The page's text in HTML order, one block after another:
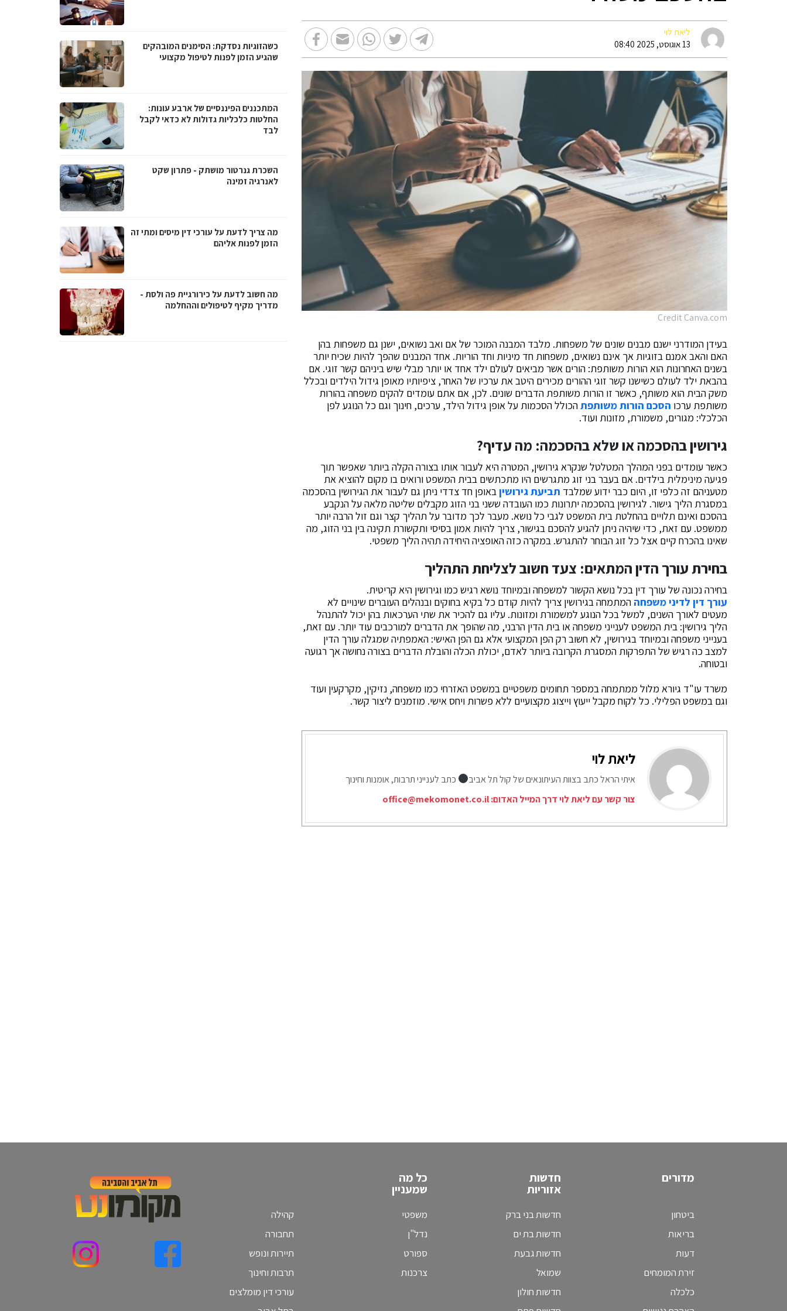
ליאת לוי
13 אוגוסט, 2025 08:40
Credit Canva.com
בעידן המודרני ישנם מבנים שונים של משפחות. מלבד המבנה המוכר של אם ואב נשואים, ישנן גם משפחות בהן
האם והאב אמנם בזוגיות אך אינם נשואים, משפחות חד מיניות וחד הוריות. אחד המבנים שהפך להיות שכיח יותר
בשנים האחרונות הוא הורות משותפת: הורים אשר מביאים לעולם ילד אחד או יותר מבלי שיש ביניהם קשר זוגי. אם
בהבאת ילד לעולם כשישנו קשר זוגי ההורים מכירים היטב את ערכיו של האחר, ציפיותיו מאופן גידול הילדים ובכלל
משק הבית הוא משותף, כאשר זו הורות משותפת הדברים שונים. לכן, אם אתם עומדים להקים משפחה בהורות
משותפת ערכו הסכם הורות משותפתהכולל הסכמות על אופן גידול הילד, ערכים, חינוך וגם כל הנוגע לפן
הכלכלי: מגורים, משמורת, מזונות ועוד.
גירושין בהסכמה או שלא בהסכמה: מה עדיף?
כאשר עומדים בפני המהלך המטלטל שנקרא גירושין, המטרה היא לעבור אותו בצורה הקלה ביותר שאפשר תוך
פגיעה מינימלית בילדים. אם בעבר בני זוג מתגרשים היו מתכתשים בבית המשפט ורואים בו מקום להוציא את
מטעניהם זה כלפי זו, היום כבר ידוע שמלבד תביעת גירושיןבאופן חד צדדי ניתן גם לעבור את הגירושין בהסכמה
במסגרת הליך גישור. לגירושין בהסכמה יתרונות כמו העובדה ששני בני הזוג מקבלים שליטה מלאה על הנקבע
בהסכם ואינם תלויים בהחלטת בית המשפט לגבי כל נושא. מעבר לכך מדובר על תהליך קצר וגם זול הרבה יותר
ממשפט. עם זאת, כדי שיהיה ניתן להגיע להסכם בגישור, צריך להיות אמון בסיסי ותקשורת תקינה בין בני הזוג, מה
שאינו בהכרח קיים אצל כל זוג הבוחר להתגרש. במקרה כזה האופציה היחידה תהיה הליך משפטי.
בחירת עורך הדין המתאים: צעד חשוב לצליחת התהליך
בחירה נכונה של עורך דין בכל נושא הקשור למשפחה ובמיוחד נושא רגיש כמו וגירושין היא קריטית.
עורך דין לדיני משפחה המתמחה בגירושין צריך להיות קודם כל בקיא בחוקים ובנהלים העוברים שינויים לא
מעטים לאורך השנים, למשל בכל הנוגע למשמורת ומזונות. עליו גם להכיר את שתי הערכאות בהן יכול להתנהל
הליך גירושין: בית המשפט לענייני משפחה או בית הדין הרבני, מה שהופך את הדברים למורכבים עוד יותר. עם זאת,
בענייני משפחה ובמיוחד בגירושין, לא חשוב רק הפן המקצועי אלא גם הפן האישי: האמפתיה שמגלה עורך הדין
למצב כה רגיש של התפרקות המסגרת הקרובה ביותר לאדם, יכולת הכלה והובלת הדברים בצורה נחושה אך רגועה
ובטוחה.
משרד עו"ד גיורא מלול ממתמחה במספר תחומים משפטיים במשפט האזרחי כמו משפחה, נזיקין, מקרקעין ועוד
וגם במשפט הפלילי. כל לקוח מקבל ייעוץ וייצוג מקצועיים ללא פשרות ויחס אישי. מוזמנים ליצור קשר.
ליאת לוי
איתי הראל כתב בצוות העיתונאים של קול תל אביב
כתב לענייני תרבות, אומנות וחינוך
צור קשר עם ליאת לוי דרך המייל האדום:office@mekomonet.co.il
כשהזוגיות נסדקת: הסימנים המובהקים
שהגיע הזמן לפנות לטיפול מקצועי
המתכננים הפיננסיים של ארבע עונות:
החלטות כלכליות גדולות לא כדאי לקבל
לבד
השכרת גנרטור מושתק - פתרון שקט
לאנרגיה זמינה
מה צריך לדעת על עורכי דין מיסים ומתי זה
הזמן לפנות אליהם
מה חשוב לדעת על כירורגיית פה ולסת -
מדריך מקיף לטיפולים וההחלמה
מדורים
ביטחון
בריאות
דעות
זירת המומחים
כלכלה
חדשות
אזוריות
חדשות בני ברק
חדשות בת ים
חדשות גבעת
שמואל
חדשות חולון
כל מה
שמעניין
משפטי
נדל"ן
ספורט
צרכנות
קהילה
תחבורה
תיירות ונופש
תרבות וחינוך
עורכי דין מומלצים